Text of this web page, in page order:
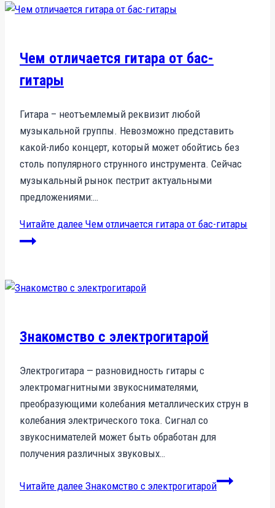
Чем отличается гитара от бас-
гитары
Гитара – неотъемлемый реквизит любой
музыкальной группы. Невозможно представить
какой-либо концерт, который может обойтись без
столь популярного струнного инструмента. Сейчас
музыкальный рынок пестрит актуальными
предложениями:…
Читайте далее Чем отличается гитара от бас-гитары
Знакомство с электрогитарой
Электрогитара — разновидность гитары с
электромагнитными звукоснимателями,
преобразующими колебания металлических струн в
колебания электрического тока. Сигнал со
звукоснимателей может быть обработан для
получения различных звуковых…
Читайте далее Знакомство с электрогитарой